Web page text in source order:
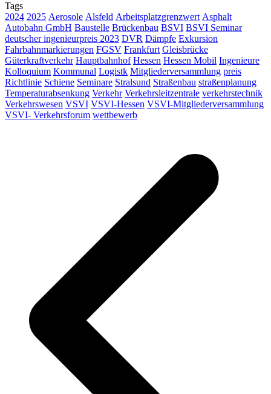
Tags
2024 2025 Aerosole Alsfeld Arbeitsplatzgrenzwert Asphalt
Autobahn GmbH Baustelle Brückenbau BSVI BSVI Seminar
deutscher ingenieurpreis 2023 DVR Dämpfe Exkursion
Fahrbahnmarkierungen FGSV Frankfurt Gleisbrücke
Güterkraftverkehr Hauptbahnhof Hessen Hessen Mobil Ingenieure
Kolloquium Kommunal Logistk Mitgliederversammlung preis
Richtlinie Schiene Seminare Stralsund Straßenbau straßenplanung
Temperaturabsenkung Verkehr Verkehrsleitzentrale verkehrstechnik
Verkehrswesen VSVI VSVI-Hessen VSVI-Mitgliederversammlung
VSVI- Verkehrsforum wettbewerb